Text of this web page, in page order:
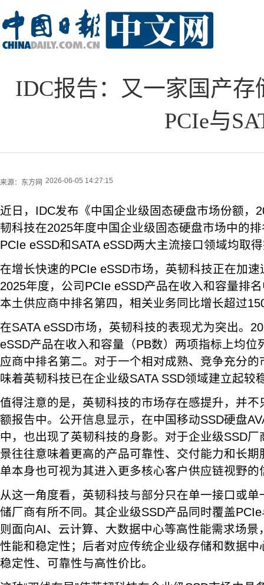
IDC报告：又一家国产
PCIe与
来源： 东方网 2026-06-05 14:27:15
近日，IDC发布《中国企业级固态硬盘市场份额，
韧科技在2025年度中国企业级固态硬盘市场中的
PCIe eSSD和SATA eSSD两大主流接口领域均取
在增长快速的PCIe eSSD市场，英韧科技正在加
2025年度，公司PCIe eSSD产品在收入和容量排
本土供应商中排名第四，相关业务同比增长超过
在SATA eSSD市场，英韧科技的表现尤为突出。
eSSD产品在收入和容量（PB数）两项指标上均位
应商中排名第二。对于一个相对成熟、竞争充分
味着英韧科技已在企业级SATA SSD领域建立起较
值得注意的是，英韧科技的市场存在感提升，并
额报告中。公开信息显示，在中国移动SSD硬盘
中，也出现了英韧科技的身影。对于企业级SSD
景往往意味着更高的产品可靠性、交付能力和长
单本身也可视为其进入更多核心客户供应链视野的
从这一角度看，英韧科技与部分只在单一接口或
储厂商有所不同。其企业级SSD产品同时覆盖
则面向AI、云计算、大数据中心等高性能需求场景
性能和稳定性；后者对应传统企业级存储和数据
稳定性、可靠性与高性价比。